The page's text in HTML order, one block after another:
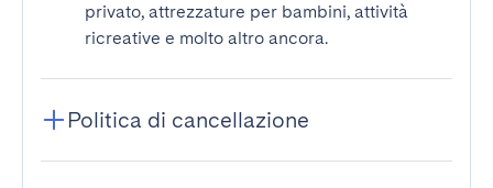
privato, attrezzature per bambini, attività
ricreative e molto altro ancora.
Politica di cancellazione